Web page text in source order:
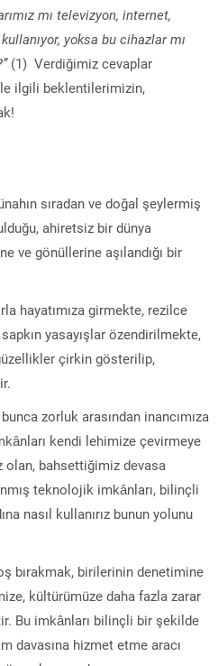
mı televizyon, internet,
yoksa bu cihazlar mı
(1) Verdiğimiz cevaplar
ilgili beklentilerimizin,
sıradan ve doğal şeylermiş
ahiretsiz bir dünya
ve gönüllerine aşılandığı bir
hayatımıza girmekte, rezilce
yasayışlar özendirilmekte,
çirkin gösterilip,
zorluk arasından inancımıza
kendi lehimize çevirmeye
olan, bahsettiğimiz devasa
teknolojik imkânları, bilinçli
nasıl kullanırız bunun yolunu
bırakmak, birilerinin denetimine
kültürümüze daha fazla zarar
Bu imkânları bilinçli bir şekilde
davasına hizmet etme aracı